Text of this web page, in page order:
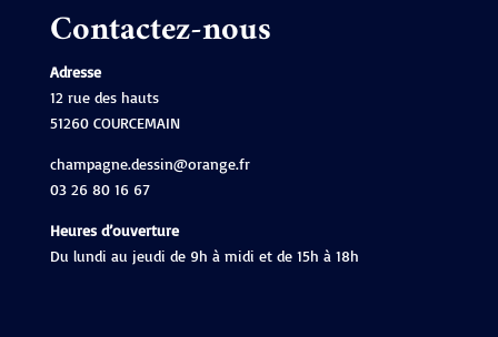
Contactez-nous
Adresse
12 rue des hauts
51260 COURCEMAIN
champagne.dessin@orange.fr
03 26 80 16 67
Heures d’ouverture
Du lundi au jeudi de 9h à midi et de 15h à 18h